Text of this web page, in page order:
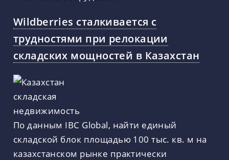
Wildberries сталкивается с
трудностями при релокации
складских мощностей в Казахстан
По данным IBC Global, найти единый
складской блок площадью 100 тыс. кв. м на
казахстанском рынке практически